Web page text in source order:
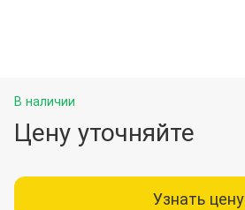
В наличии
Цену уточняйте
Узнать цену